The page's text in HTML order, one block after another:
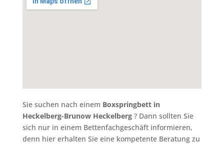
Sie suchen nach einem Boxspringbett in
Heckelberg-Brunow Heckelberg? Dann sollten Sie
sich nur in einem Bettenfachgeschäft informieren,
denn hier erhalten Sie eine kompetente Beratung zu